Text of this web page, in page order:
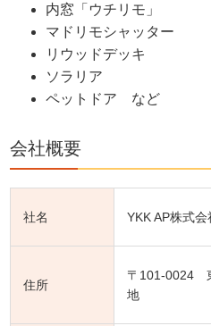
内窓「ウチリモ」
マドリモシャッター
リウッドデッキ
ソラリア
ペットドア など
会社概要
社名 YKK AP株式会
住所
〒101-0024
地